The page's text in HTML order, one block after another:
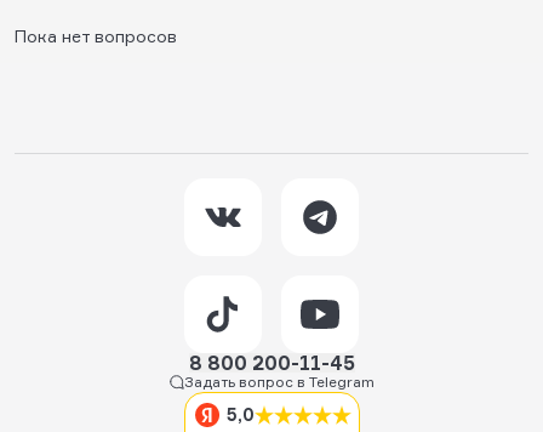
Пока нет вопросов
8 800 200-11-45
Задать вопрос в Telegram
5,0